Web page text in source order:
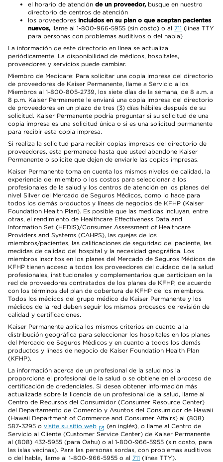
el horario de atención de un proveedor, busque en nuestro
directorio de centros de atención
los proveedores incluidos en su plan o que aceptan pacientes
nuevos, llame al 1-800-966-5955 (sin costo) o al 711 (línea TTY
para personas con problemas auditivos o del habla)
La información de este directorio en línea se actualiza
periódicamente. La disponibilidad de médicos, hospitales,
proveedores y servicios puede cambiar.
Miembro de Medicare: Para solicitar una copia impresa del directorio
de proveedores de Kaiser Permanente, llame a Servicio a los
Miembros al 1-800-805-2739, los siete días de la semana, de 8 a.m. a
8 p.m. Kaiser Permanente le enviará una copia impresa del directorio
de proveedores en un plazo de tres (3) días hábiles después de su
solicitud. Kaiser Permanente podría preguntar si su solicitud de una
copia impresa es una solicitud única o si es una solicitud permanente
para recibir esta copia impresa.
Si realiza la solicitud para recibir copias impresas del directorio de
proveedores, esta permanece hasta que usted abandone Kaiser
Permanente o solicite que dejen de enviarle las copias impresas.
Kaiser Permanente toma en cuenta los mismos niveles de calidad, la
experiencia del miembro o los costos para seleccionar a los
profesionales de la salud y los centros de atención en los planes del
nivel Silver del Mercado de Seguros Médicos, como lo hace para
todos los demás productos y líneas de negocios de KFHP (Kaiser
Foundation Health Plan). Es posible que las medidas incluyan, entre
otras, el rendimiento de Healthcare Effectiveness Data and
Information Set (HEDIS)/Consumer Assessment of Healthcare
Providers and Systems (CAHPS), las quejas de los
miembros/pacientes, las calificaciones de seguridad del paciente, las
medidas de calidad del hospital y la necesidad geográfica. Los
miembros inscritos en los planes del Mercado de Seguros Médicos de
KFHP tienen acceso a todos los proveedores del cuidado de la salud
profesionales, institucionales y complementarios que participan en la
red de proveedores contratados de los planes de KFHP, de acuerdo
con los términos del plan de cobertura de KFHP de los miembros.
Todos los médicos del grupo médico de Kaiser Permanente y los
médicos de la red deben seguir los mismos procesos de revisión de
calidad y certificaciones.
Kaiser Permanente aplica los mismos criterios en cuanto a la
distribución geográfica para seleccionar los hospitales en los planes
del Mercado de Seguros Médicos y en cuanto a todos los demás
productos y líneas de negocio de Kaiser Foundation Health Plan
(KFHP).
La información acerca de un profesional de la salud nos la
proporciona el profesional de la salud o se obtiene en el proceso de
certificación de credenciales. Si desea obtener información más
actualizada sobre la licencia de un profesional de la salud, llame al
Centro de Recursos del Consumidor (Consumer Resource Center)
del Departamento de Comercio y Asuntos del Consumidor de Hawaii
(Hawaii Department of Commerce and Consumer Affairs) al (808)
587-3295 o visite su sitio web
(en inglés), o llame al Centro de
Servicio al Cliente (Customer Service Center) de Kaiser Permanente
al (808) 432-5955 (para Oahu) o al 1-800-966-5955 (sin costo, para
las islas vecinas). Para las personas sordas, con problemas auditivos
o del habla, llame al 1-800-966-5955 o al 711 (línea TTY).